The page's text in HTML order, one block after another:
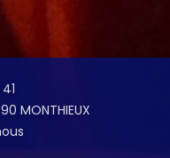
MONTHIEUX